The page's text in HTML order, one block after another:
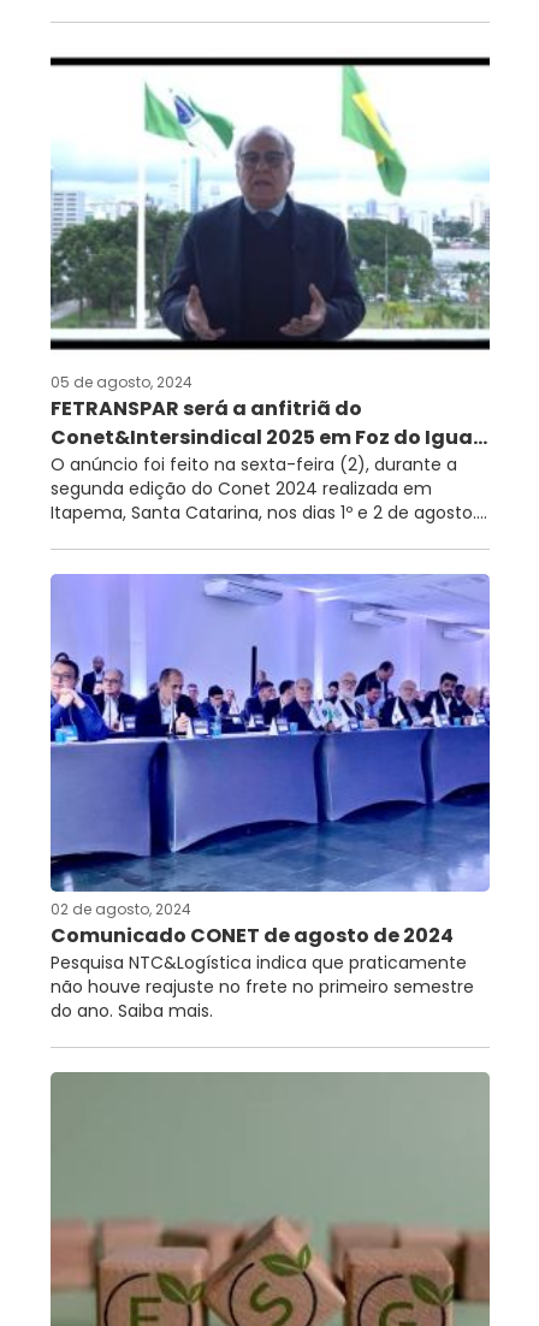
05 de agosto, 2024
FETRANSPAR será a anfitriã do
Conet&Intersindical 2025 em Foz do Igua...
O anúncio foi feito na sexta-feira (2), durante a
segunda edição do Conet 2024 realizada em
Itapema, Santa Catarina, nos dias 1º e 2 de agosto....
02 de agosto, 2024
Comunicado CONET de agosto de 2024
Pesquisa NTC&Logística indica que praticamente
não houve reajuste no frete no primeiro semestre
do ano. Saiba mais.